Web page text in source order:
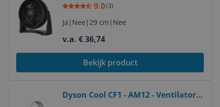
Household Blade Fan - 3 Speeds -
18cm Diameter
9.0(3)
Ja | Nee |29 cm | Nee
v.a. € 36,74
Bekijk product
Dyson Cool CF1 - AM12 - Ventilator -